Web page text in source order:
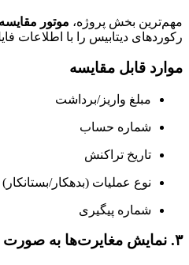
مهم‌ترین بخش پروژه، موتور
رکوردهای دیتابیس را با اطلاعات
موارد قابل مقایسه
مبلغ واریز/برداشت
شماره حساب
تاریخ تراکنش
نوع عملیات (بدهکار/بستانکار)
شماره پیگیری
۳. نمایش مغایرت‌ها به صورت کاملاً تفکیک‌شده